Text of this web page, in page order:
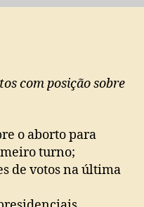
com posição sobre
o aborto para
turno;
de votos na última